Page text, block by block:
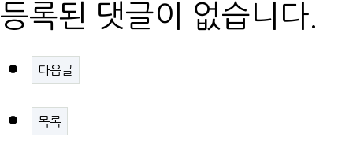
등록된 댓글이 없습니다.
다음글
목록